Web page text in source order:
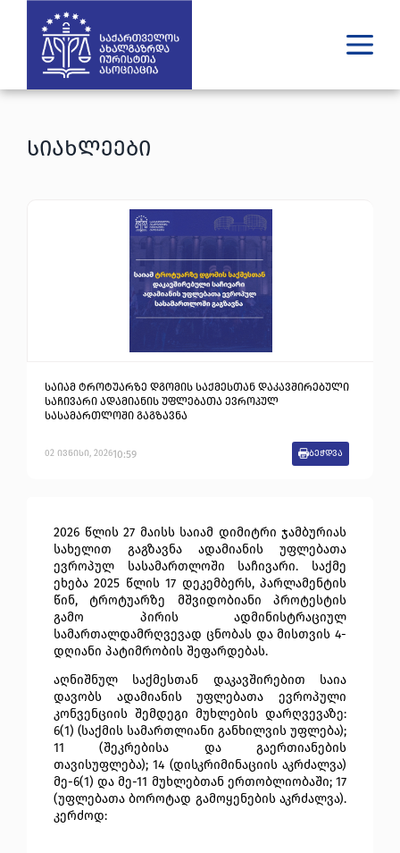
რას ვაკეთებთ
მედია
იურიდული დახმარება
GEEN
სიახლეები
საიამ ტროტუარზე დგომის საქმესთან დაკავშირებული
საჩივარი ადამიანის უფლებათა ევროპულ
სასამართლოში გაგზავნა
02 ივნისი, 202610:59 ბეჭდვა
2026 წლის 27 მაისს საიამ დიმიტრი ჯამბურიას
სახელით გაგზავნა ადამიანის უფლებათა
ევროპულ სასამართლოში საჩივარი. საქმე
ეხება 2025 წლის 17 დეკემბერს, პარლამენტის
წინ, ტროტუარზე მშვიდობიანი პროტესტის
გამო პირის ადმინისტრაციულ
სამართალდამრღვევად ცნობას და მისთვის 4-
დღიანი პატიმრობის შეფარდებას.
აღნიშნულ საქმესთან დაკავშირებით საია
დავობს ადამიანის უფლებათა ევროპული
კონვენციის შემდეგი მუხლების დარღვევაზე:
6(1) (საქმის სამართლიანი განხილვის უფლება);
11 (შეკრებისა და გაერთიანების
თავისუფლება); 14 (დისკრიმინაციის აკრძალვა)
მე-6(1) და მე-11 მუხლებთან ერთობლიობაში; 17
(უფლებათა ბოროტად გამოყენების აკრძალვა).
კერძოდ: